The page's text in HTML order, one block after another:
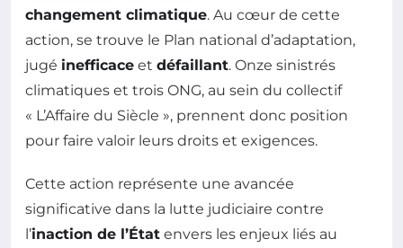
changement climatique. Au cœur de cette
action, se trouve le Plan national d’adaptation,
jugé inefficace et défaillant. Onze sinistrés
climatiques et trois ONG, au sein du collectif
« L’Affaire du Siècle », prennent donc position
pour faire valoir leurs droits et exigences.
Cette action représente une avancée
significative dans la lutte judiciaire contre
l’inaction de l’État envers les enjeux liés au